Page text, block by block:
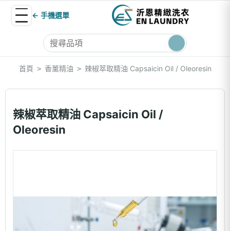
← 手機選單
首頁 > 香薰精油 > 辣椒萃取精油 Capsaicin Oil / Oleoresin
辣椒萃取精油 Capsaicin Oil /
Oleoresin